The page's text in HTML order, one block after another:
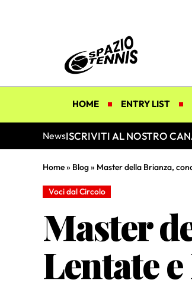
HOME ENTRY LIST
NewsISCRIVITI AL NOSTRO
Home» Blog» Master della Brianza,
Voci dal Circolo
Master
Lentate